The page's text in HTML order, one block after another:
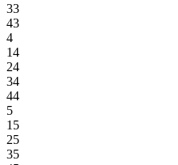
33
43
4
14
24
34
44
5
15
25
35